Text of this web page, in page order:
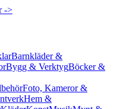
->
Barnkläder &
Bygg & VerktygBöcker &
Foto, Kameror &
Hem &